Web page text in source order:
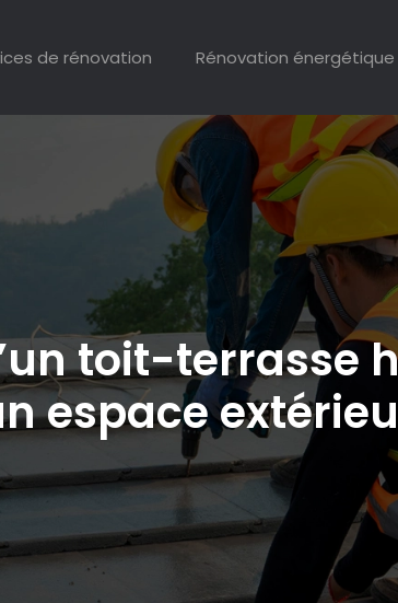
de rénovation Rénovation énergétique
toit-terrasse
espace